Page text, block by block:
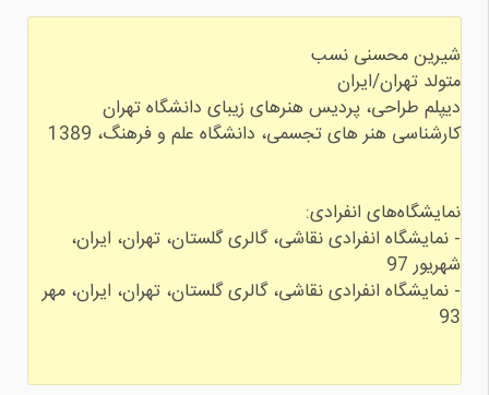
شیرین محسنی نسب
متولد تهران/ایران
دیپلم طراحی، پردیس هنرهای زیبای دانشگاه تهران
- نمایشگاه انفرادی نقاشی، گالری گلستان، تهران، ایران،
- نمایشگاه انفرادی نقاشی، گالری گلستان، تهران، ایران، مهر